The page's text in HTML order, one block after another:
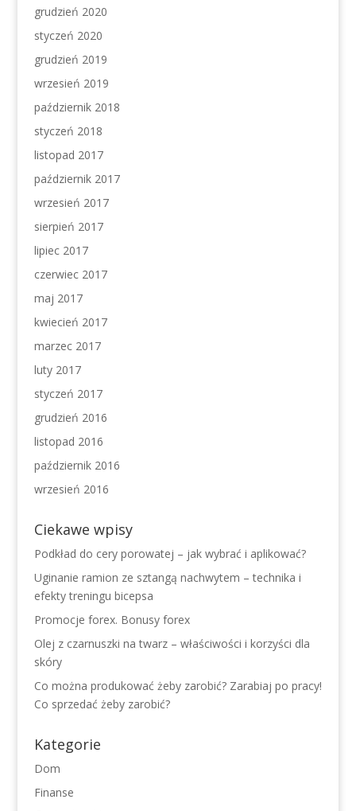
grudzień 2020
styczeń 2020
grudzień 2019
wrzesień 2019
październik 2018
styczeń 2018
listopad 2017
październik 2017
wrzesień 2017
sierpień 2017
lipiec 2017
czerwiec 2017
maj 2017
kwiecień 2017
marzec 2017
luty 2017
styczeń 2017
grudzień 2016
listopad 2016
październik 2016
wrzesień 2016
Ciekawe wpisy
Podkład do cery porowatej – jak wybrać i aplikować?
Uginanie ramion ze sztangą nachwytem – technika i
efekty treningu bicepsa
Promocje forex. Bonusy forex
Olej z czarnuszki na twarz – właściwości i korzyści dla
skóry
Co można produkować żeby zarobić? Zarabiaj po pracy!
Co sprzedać żeby zarobić?
Kategorie
Dom
Finanse